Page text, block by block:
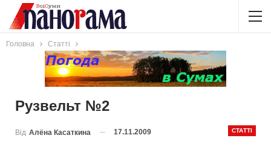
Головна Статті
Рузвельт №2
СТАТТІ
Від Алёна Касаткина 17.11.2009